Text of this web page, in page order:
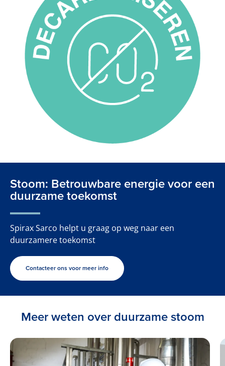
Stoom: Betrouwbare energie voor een
duurzame toekomst
Spirax Sarco helpt u graag op weg naar een
duurzamere toekomst
Contacteer ons voor meer info
Meer weten over duurzame stoom